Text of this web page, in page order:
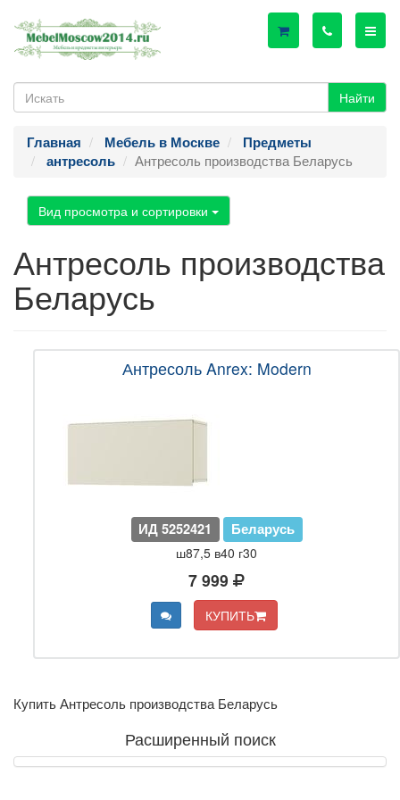
Найти
Главная Мебель в Москве
Предметы
антресоль
Антресоль производства Беларусь
Вид просмотра и сортировки
Антресоль производства
Беларусь
Антресоль Anrex: Modern
ИД 5252421 Беларусь
ш87,5 в40 г30
7 999
КУПИТЬ
Купить Антресоль производства Беларусь
Расширенный поиск